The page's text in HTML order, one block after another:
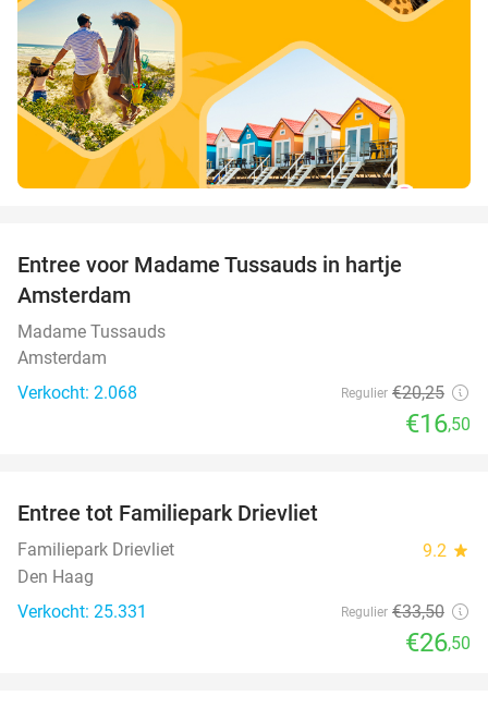
Entree voor Madame Tussauds in hartje
Amsterdam
Madame Tussauds
Amsterdam
Verkocht: 2.068
Regulier €20,25
€16,50
Entree tot Familiepark Drievliet
Familiepark Drievliet 9.2 star
Den Haag
Verkocht: 25.331
Regulier €33,50
€26,50